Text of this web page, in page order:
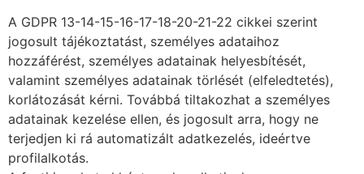
A GDPR 13-14-15-16-17-18-20-21-22 cikkei szerint
jogosult tájékoztatást, személyes adataihoz
hozzáférést, személyes adatainak helyesbítését,
valamint személyes adatainak törlését (elfeledtetés),
korlátozását kérni. Továbbá tiltakozhat a személyes
adatainak kezelése ellen, és jogosult arra, hogy ne
terjedjen ki rá automatizált adatkezelés, ideértve
profilalkotás.